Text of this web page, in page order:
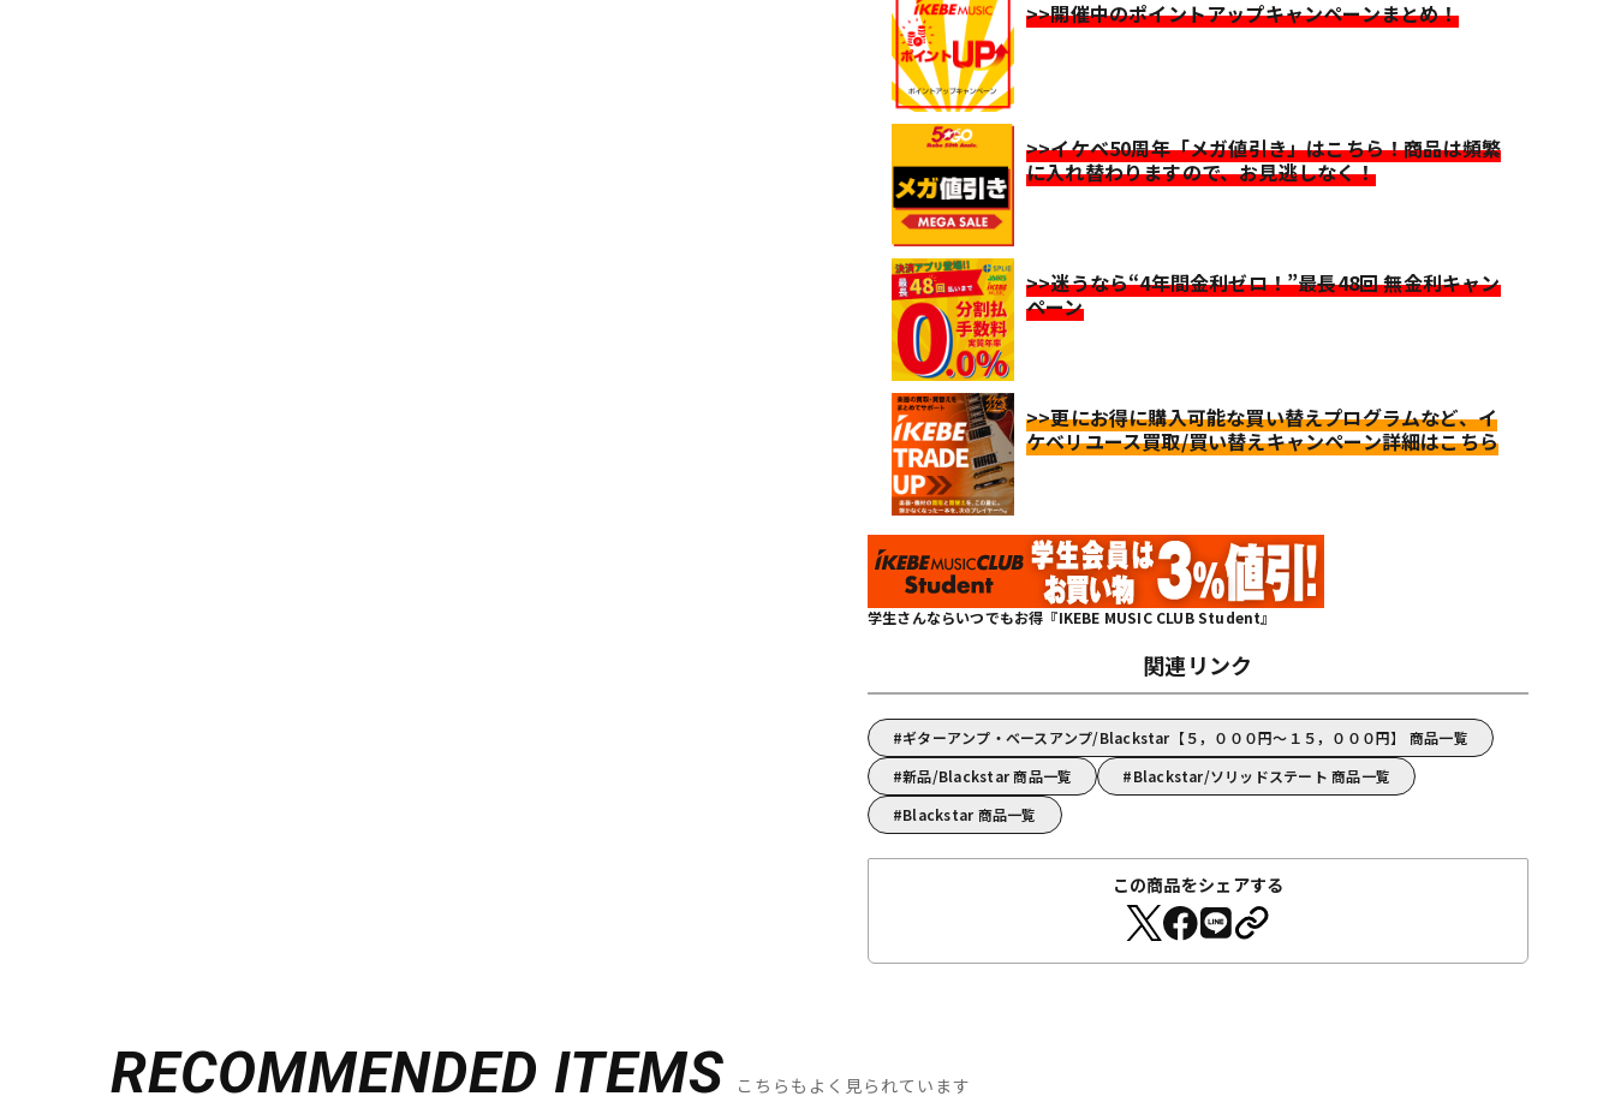
>>開催中のポイントアップキャンペーンまとめ！
>>イケベ50周年「メガ値引き」はこちら！商品は頻繁
に入れ替わりますので、お見逃しなく！
>>迷うなら“4年間金利ゼロ！”最長48回 無金利キャン
ペーン
>>更にお得に購入可能な買い替えプログラムなど、イ
ケベリユース買取/買い替えキャンペーン詳細はこちら
学生さんならいつでもお得『IKEBE MUSIC CLUB Student』
関連リンク
ギターアンプ・ベースアンプ/Blackstar【５，０００円～１５，０００円】 商品一覧
新品/Blackstar 商品一覧
Blackstar/ソリッドステート 商品一覧
Blackstar 商品一覧
この商品をシェアする
RECOMMENDED ITEMS こちらもよく見られています